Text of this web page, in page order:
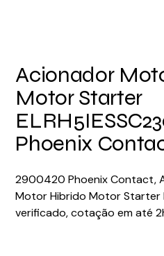
Acionador
Motor Starter
Phoenix
2900420 Phoenix Contact,
Motor Hibrido Motor Starter
verificado, cotação em até